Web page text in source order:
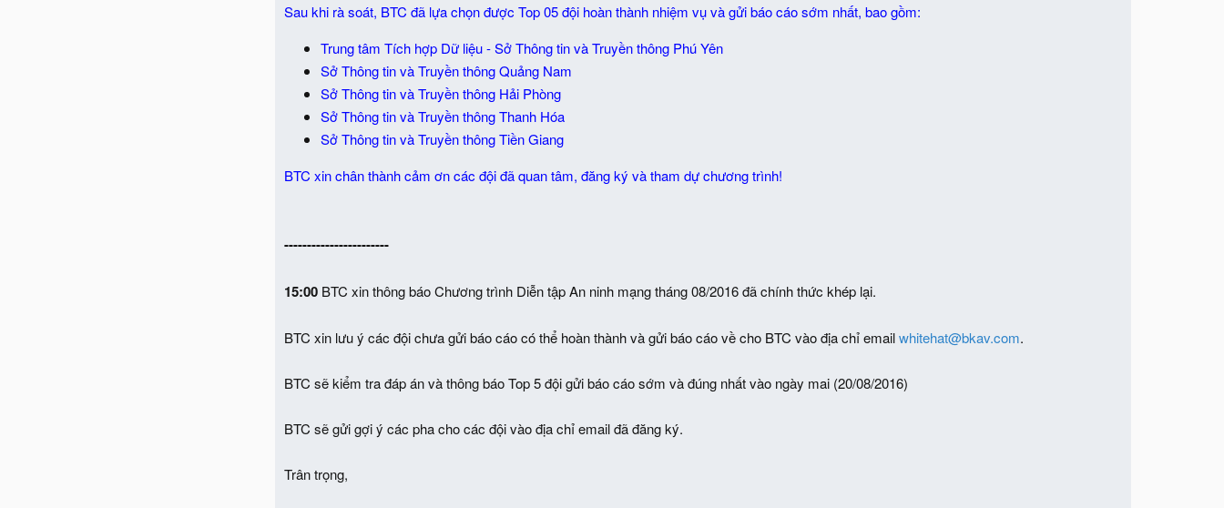
Sau khi rà soát, BTC đã lựa chọn được Top 05 đội hoàn thành nhiệm vụ và gửi báo cáo sớm nhất, bao gồm:
Trung tâm Tích hợp Dữ liệu - Sở Thông tin và Truyền thông Phú Yên
Sở Thông tin và Truyền thông Quảng Nam
Sở Thông tin và Truyền thông Hải Phòng
Sở Thông tin và Truyền thông Thanh Hóa
Sở Thông tin và Truyền thông Tiền Giang
BTC xin chân thành cảm ơn các đội đã quan tâm, đăng ký và tham dự chương trình!
-----------------------
15:00 BTC xin thông báo Chương trình Diễn tập An ninh mạng tháng 08/2016 đã chính thức khép lại.
BTC xin lưu ý các đội chưa gửi báo cáo có thể hoàn thành và gửi báo cáo về cho BTC vào địa chỉ emailwhitehat@bkav.com.
BTC sẽ kiểm tra đáp án và thông báo Top 5 đội gửi báo cáo sớm và đúng nhất vào ngày mai (20/08/2016)
BTC sẽ gửi gợi ý các pha cho các đội vào địa chỉ email đã đăng ký.
Trân trọng,